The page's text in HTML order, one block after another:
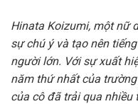
Hinata Koizumi, một nữ
sự chú ý và tạo nên
người lớn. Với sự xuất
năm thứ nhất của
của cô đã trải qua nhiều